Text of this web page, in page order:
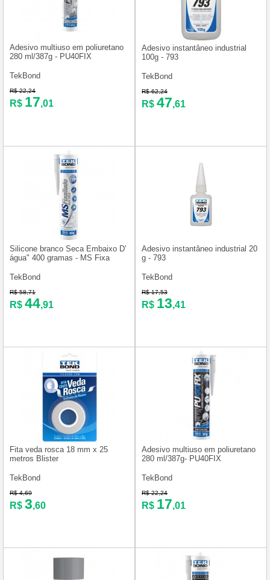
Adesivo multiuso em poliuretano
280 ml/387g - PU40FIX
TekBond
R$ 22,24
R$ 17,01
Adesivo instantâneo industrial
100g - 793
TekBond
R$ 62,24
R$ 47,61
Silicone branco Seca Embaixo D’
água" 400 gramas - MS Fixa
TekBond
R$ 58,71
R$ 44,91
Adesivo instantâneo industrial 20
g - 793
TekBond
R$ 17,53
R$ 13,41
Fita veda rosca 18 mm x 25
metros Blister
TekBond
R$ 4,69
R$ 3,60
Adesivo multiuso em poliuretano
280 ml/387g- PU40FIX
TekBond
R$ 22,24
R$ 17,01